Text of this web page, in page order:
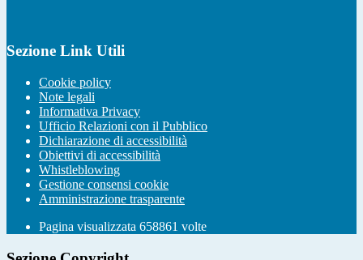
Sezione Link Utili
Cookie policy
Note legali
Informativa Privacy
Ufficio Relazioni con il Pubblico
Dichiarazione di accessibilità
Obiettivi di accessibilità
Whistleblowing
Gestione consensi cookie
Amministrazione trasparente
Pagina visualizzata 658861 volte